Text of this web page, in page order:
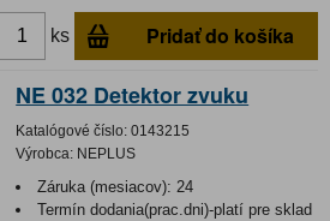
ks Pridať do košíka
NE 032 Detektor zvuku
Katalógové číslo: 0143215
Výrobca: NEPLUS
Záruka (mesiacov): 24
Termín dodania(prac.dni)-platí pre sklad